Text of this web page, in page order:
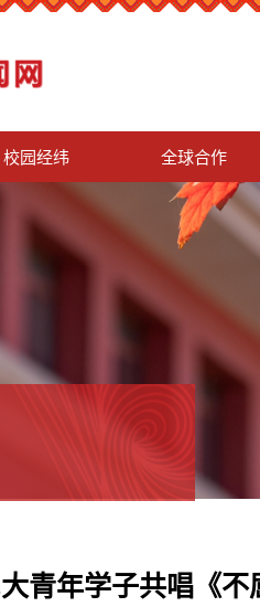
校园经纬 全球合作
青年学子共唱《